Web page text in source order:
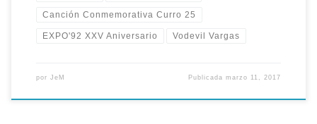
Canción Conmemorativa Curro 25
EXPO'92 XXV Aniversario Vodevil Vargas
por JeM Publicadamarzo 11, 2017